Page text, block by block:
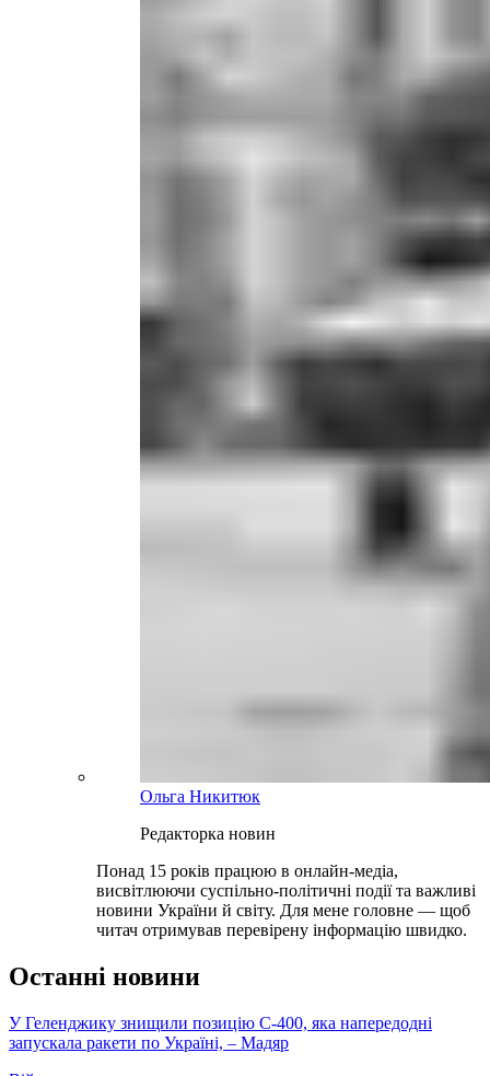
Ольга Никитюк
Редакторка новин
Понад 15 років працюю в онлайн-медіа,
висвітлюючи суспільно-політичні події та важливі
новини України й світу. Для мене головне — щоб
читач отримував перевірену інформацію швидко.
Останні новини
У Геленджику знищили позицію С-400, яка напередодні
запускала ракети по Україні, – Мадяр